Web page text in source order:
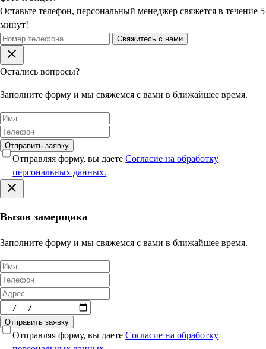
Оставьте телефон, персональный менеджер свяжется в течение 5
минут!
Свяжитесь с нами
Остались вопросы?
Заполните форму и мы свяжемся с вами в ближайшее время.
Отправить заявку
Отправляя форму, вы даетеСогласие на обработку
персональных данных.
Вызов замерщика
Заполните форму и мы свяжемся с вами в ближайшее время.
Отправить заявку
Отправляя форму, вы даетеСогласие на обработку